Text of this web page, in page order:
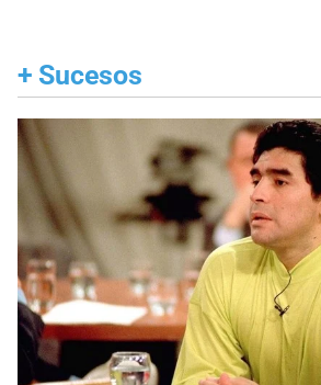
+ Sucesos